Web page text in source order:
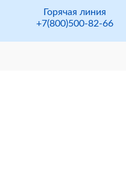
Горячая линия
+7(800)500-82-66